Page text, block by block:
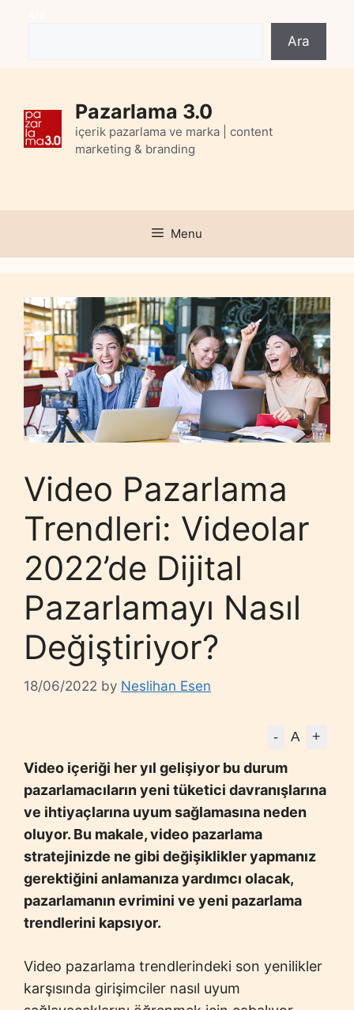
Ara
Pazarlama 3.0
içerik pazarlama ve marka | content
marketing & branding
Menu
Video Pazarlama
Trendleri: Videolar
2022’de Dijital
Pazarlamayı Nasıl
Değiştiriyor?
18/06/2022 by Neslihan Esen
- A +
Video içeriği her yıl gelişiyor bu durum
pazarlamacıların yeni tüketici davranışlarına
ve ihtiyaçlarına uyum sağlamasına neden
oluyor. Bu makale, video pazarlama
stratejinizde ne gibi değişiklikler yapmanız
gerektiğini anlamanıza yardımcı olacak,
pazarlamanın evrimini ve yeni pazarlama
trendlerini kapsıyor.
Video pazarlama trendlerindeki son yenilikler
karşısında girişimciler nasıl uyum